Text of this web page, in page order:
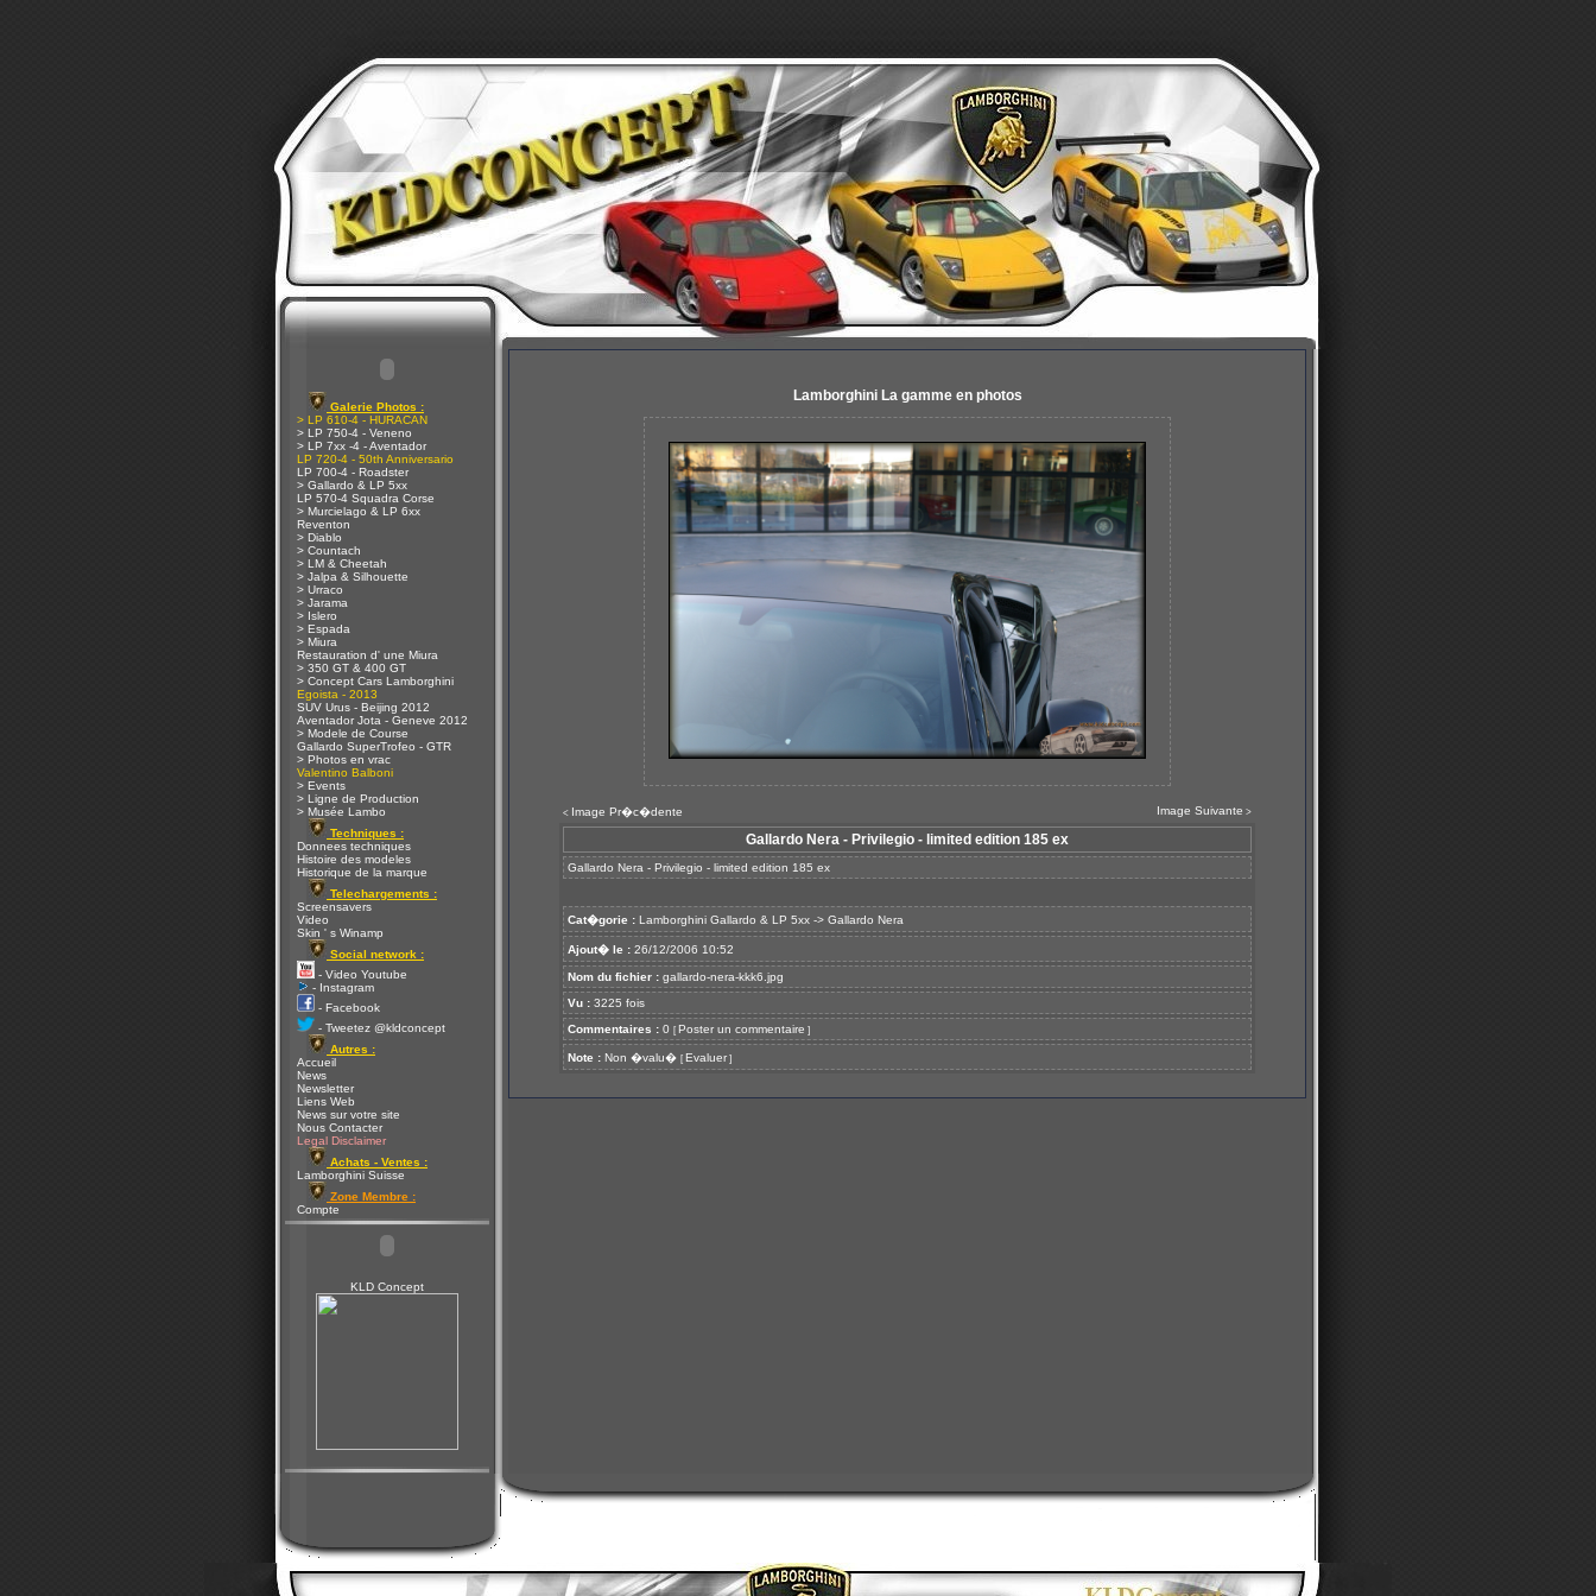
Galerie Photos :
> LP 610-4 - HURACAN
> LP 750-4 - Veneno
> LP 7xx -4 - Aventador
LP 720-4 - 50th Anniversario
LP 700-4 - Roadster
> Gallardo & LP 5xx
LP 570-4 Squadra Corse
> Murcielago & LP 6xx
Reventon
> Diablo
> Countach
> LM & Cheetah
> Jalpa & Silhouette
> Urraco
> Jarama
> Islero
> Espada
> Miura
Restauration d' une Miura
> 350 GT & 400 GT
> Concept Cars Lamborghini
Egoista - 2013
SUV Urus - Beijing 2012
Aventador Jota - Geneve 2012
> Modele de Course
Gallardo SuperTrofeo - GTR
> Photos en vrac
Valentino Balboni
> Events
> Ligne de Production
> Musée Lambo
Techniques :
Donnees techniques
Histoire des modeles
Historique de la marque
Telechargements :
Screensavers
Video
Skin ' s Winamp
Social network :
- Video Youtube
- Instagram
- Facebook
- Tweetez @kldconcept
Autres :
Accueil
News
Newsletter
Liens Web
News sur votre site
Nous Contacter
Legal Disclaimer
Achats - Ventes :
Lamborghini Suisse
Zone Membre :
Compte
KLD Concept
Lamborghini La gamme en photos
< Image Pr�c�dente Image Suivante >
Gallardo Nera - Privilegio - limited edition 185 ex
Gallardo Nera - Privilegio - limited edition 185 ex
Cat�gorie : Lamborghini Gallardo & LP 5xx -> Gallardo Nera
Ajout� le : 26/12/2006 10:52
Nom du fichier : gallardo-nera-kkk6.jpg
Vu : 3225 fois
Commentaires : 0 [ Poster un commentaire ]
Note : Non �valu� [ Evaluer ]